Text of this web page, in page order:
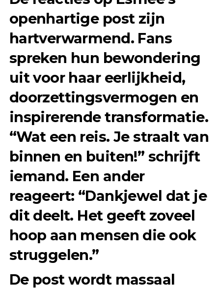
openhartige post zijn
hartverwarmend. Fans
spreken hun bewondering
uit voor haar eerlijkheid,
doorzettingsvermogen en
inspirerende transformatie.
“Wat een reis. Je straalt van
binnen en buiten!” schrijft
iemand. Een ander
reageert: “Dankjewel dat je
dit deelt. Het geeft zoveel
hoop aan mensen die ook
struggelen.”
De post wordt massaal